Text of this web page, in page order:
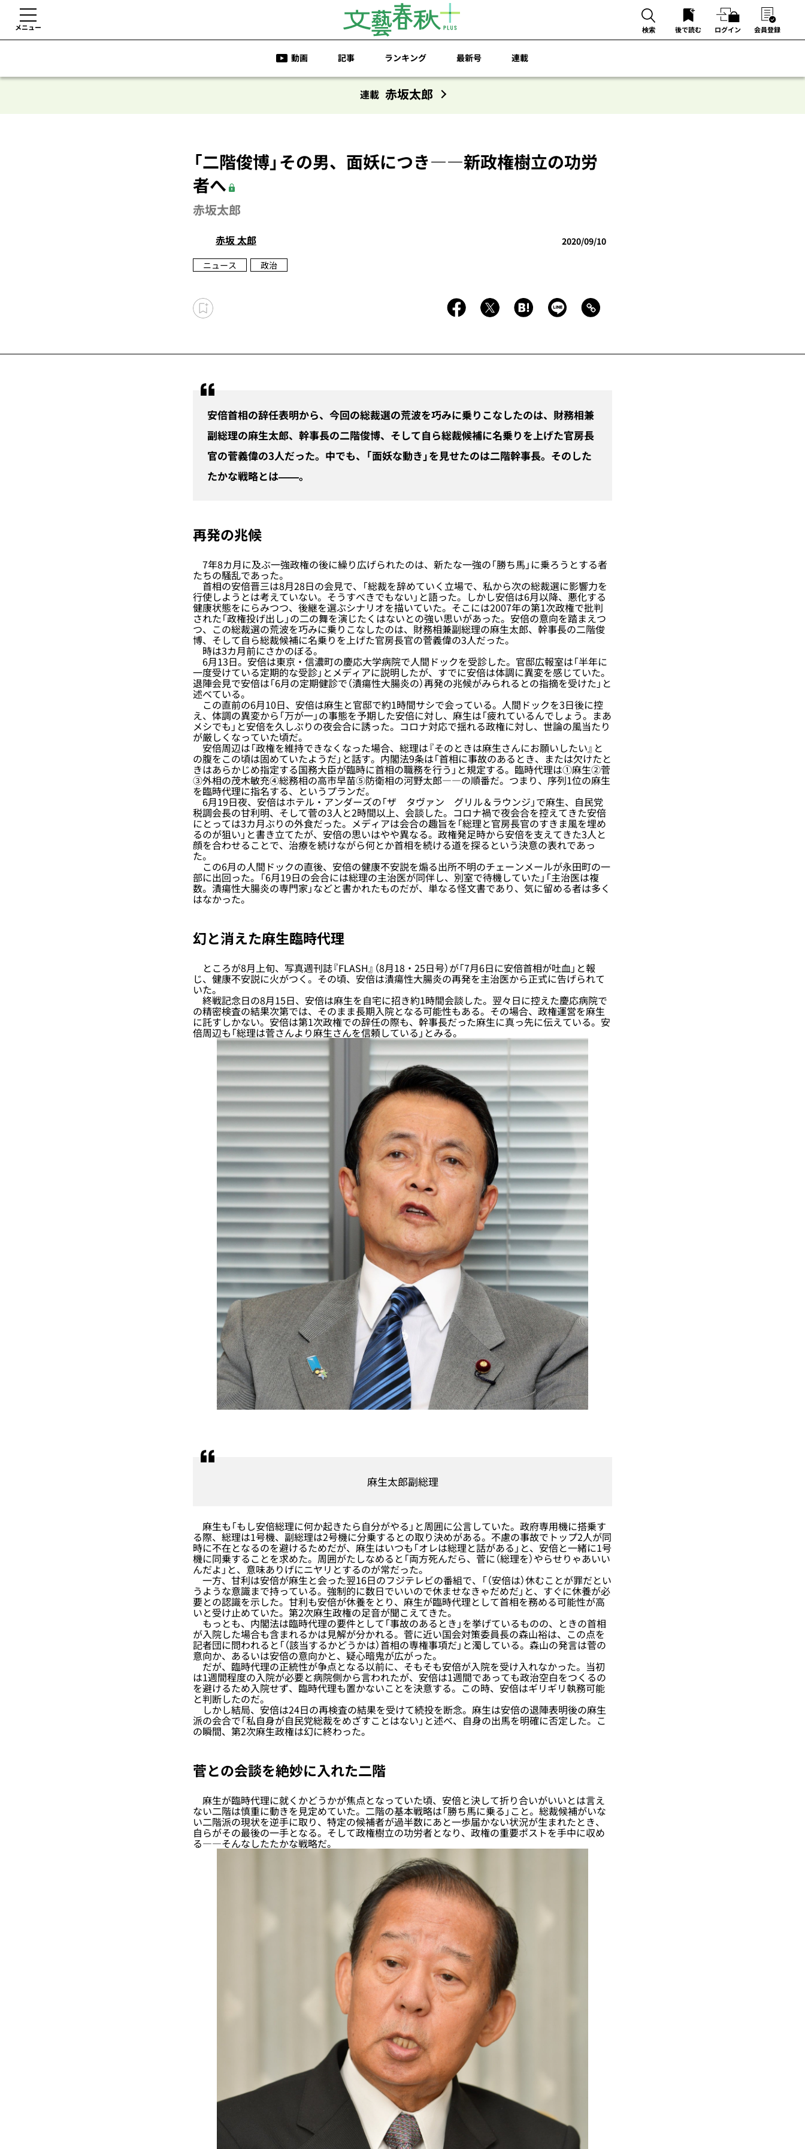
メニュー 検索 後で読む ログイン 会員登録
動画 記事 ランキング 最新号 連載
連載 赤坂太郎
「二階俊博」その男、面妖につき――新政権樹立の功労
者へ
赤坂太郎
赤坂 太郎
2020/09/10
ニュース
政治
安倍首相の辞任表明から、今回の総裁選の荒波を巧みに乗りこなしたのは、財務相兼
副総理の麻生太郎、幹事長の二階俊博、そして自ら総裁候補に名乗りを上げた官房長
官の菅義偉の3人だった。中でも、「面妖な動き」を見せたのは二階幹事長。そのした
たかな戦略とは——。
再発の兆候
7年8カ月に及ぶ一強政権の後に繰り広げられたのは、新たな一強の「勝ち馬」に乗ろうとする者
たちの騒乱であった。
首相の安倍晋三は8月28日の会見で、「総裁を辞めていく立場で、私から次の総裁選に影響力を
行使しようとは考えていない。そうすべきでもない」と語った。しかし安倍は6月以降、悪化する
健康状態をにらみつつ、後継を選ぶシナリオを描いていた。そこには2007年の第1次政権で批判
された「政権投げ出し」の二の舞を演じたくはないとの強い思いがあった。安倍の意向を踏まえつ
つ、この総裁選の荒波を巧みに乗りこなしたのは、財務相兼副総理の麻生太郎、幹事長の二階俊
博、そして自ら総裁候補に名乗りを上げた官房長官の菅義偉の3人だった。
時は3カ月前にさかのぼる。
6月13日。安倍は東京・信濃町の慶応大学病院で人間ドックを受診した。官邸広報室は「半年に
一度受けている定期的な受診」とメディアに説明したが、すでに安倍は体調に異変を感じていた。
退陣会見で安倍は「6月の定期健診で（潰瘍性大腸炎の）再発の兆候がみられるとの指摘を受けた」と
述べている。
この直前の6月10日、安倍は麻生と官邸で約1時間サシで会っている。人間ドックを3日後に控
え、体調の異変から「万が一」の事態を予期した安倍に対し、麻生は「疲れているんでしょう。まあ
メシでも」と安倍を久しぶりの夜会合に誘った。コロナ対応で揺れる政権に対し、世論の風当たり
が厳しくなっていた頃だ。
安倍周辺は「政権を維持できなくなった場合、総理は『そのときは麻生さんにお願いしたい』と
の腹をこの頃は固めていたようだ」と話す。内閣法9条は「首相に事故のあるとき、または欠けたと
きはあらかじめ指定する国務大臣が臨時に首相の職務を行う」と規定する。臨時代理は①麻生②菅
③外相の茂木敏充④総務相の高市早苗⑤防衛相の河野太郎――の順番だ。つまり、序列1位の麻生
を臨時代理に指名する、というプランだ。
6月19日夜、安倍はホテル・アンダーズの「ザ タヴァン グリル＆ラウンジ」で麻生、自民党
税調会長の甘利明、そして菅の3人と2時間以上、会談した。コロナ禍で夜会合を控えてきた安倍
にとっては3カ月ぶりの外食だった。メディアは会合の趣旨を「総理と官房長官のすきま風を埋め
るのが狙い」と書き立てたが、安倍の思いはやや異なる。政権発足時から安倍を支えてきた3人と
顔を合わせることで、治療を続けながら何とか首相を続ける道を探るという決意の表れであっ
た。
この6月の人間ドックの直後、安倍の健康不安説を煽る出所不明のチェーンメールが永田町の一
部に出回った。「6月19日の会合には総理の主治医が同伴し、別室で待機していた」「主治医は複
数。潰瘍性大腸炎の専門家」などと書かれたものだが、単なる怪文書であり、気に留める者は多く
はなかった。
幻と消えた麻生臨時代理
ところが8月上旬、写真週刊誌『FLASH』（8月18・25日号）が「7月6日に安倍首相が吐血」と報
じ、健康不安説に火がつく。その頃、安倍は潰瘍性大腸炎の再発を主治医から正式に告げられて
いた。
終戦記念日の8月15日、安倍は麻生を自宅に招き約1時間会談した。翌々日に控えた慶応病院で
の精密検査の結果次第では、そのまま長期入院となる可能性もある。その場合、政権運営を麻生
に託すしかない。安倍は第1次政権での辞任の際も、幹事長だった麻生に真っ先に伝えている。安
倍周辺も「総理は菅さんより麻生さんを信頼している」とみる。
麻生太郎副総理
麻生も「もし安倍総理に何か起きたら自分がやる」と周囲に公言していた。政府専用機に搭乗す
る際、総理は1号機、副総理は2号機に分乗するとの取り決めがある。不慮の事故でトップ2人が同
時に不在となるのを避けるためだが、麻生はいつも「オレは総理と話がある」と、安倍と一緒に1号
機に同乗することを求めた。周囲がたしなめると「両方死んだら、菅に（総理を）やらせりゃあいい
んだよ」と、意味ありげにニヤリとするのが常だった。
一方、甘利は安倍が麻生と会った翌16日のフジテレビの番組で、「（安倍は）休むことが罪だとい
うような意識まで持っている。強制的に数日でいいので休ませなきゃだめだ」と、すぐに休養が必
要との認識を示した。甘利も安倍が休養をとり、麻生が臨時代理として首相を務める可能性が高
いと受け止めていた。第2次麻生政権の足音が聞こえてきた。
もっとも、内閣法は臨時代理の要件として「事故のあるとき」を挙げているものの、ときの首相
が入院した場合も含まれるかは見解が分かれる。菅に近い国会対策委員長の森山裕は、この点を
記者団に問われると「（該当するかどうかは）首相の専権事項だ」と濁している。森山の発言は菅の
意向か、あるいは安倍の意向かと、疑心暗鬼が広がった。
だが、臨時代理の正統性が争点となる以前に、そもそも安倍が入院を受け入れなかった。当初
は1週間程度の入院が必要と病院側から言われたが、安倍は1週間であっても政治空白をつくるの
を避けるため入院せず、臨時代理も置かないことを決意する。この時、安倍はギリギリ執務可能
と判断したのだ。
しかし結局、安倍は24日の再検査の結果を受けて続投を断念。麻生は安倍の退陣表明後の麻生
派の会合で「私自身が自民党総裁をめざすことはない」と述べ、自身の出馬を明確に否定した。こ
の瞬間、第2次麻生政権は幻に終わった。
菅との会談を絶妙に入れた二階
麻生が臨時代理に就くかどうかが焦点となっていた頃、安倍と決して折り合いがいいとは言え
ない二階は慎重に動きを見定めていた。二階の基本戦略は「勝ち馬に乗る」こと。総裁候補がいな
い二階派の現状を逆手に取り、特定の候補者が過半数にあと一歩届かない状況が生まれたとき、
自らがその最後の一手となる。そして政権樹立の功労者となり、政権の重要ポストを手中に収め
る――そんなしたたかな戦略だ。